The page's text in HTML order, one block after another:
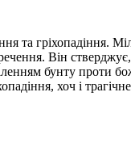
та гріхопадіння.
Він
бунту проти
хоч і